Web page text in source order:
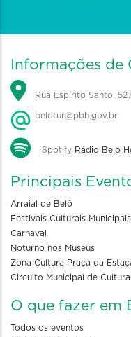
Informações de
Rua Espírito Santo,
belotur@pbh.gov.br
Spotify Rádio Belo
Principais
Arraial de Belô
Festivais Culturais Municipais
Carnaval
Noturno nos Museus
Zona Cultura Praça da
Circuito Municipal de Cultura
O que fazer em
Todos os eventos